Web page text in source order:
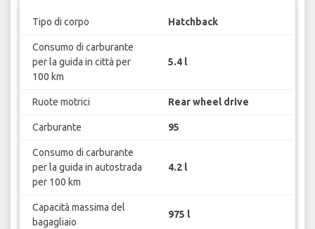
Tipo di corpo Hatchback
Consumo di carburante
per la guida in città per
100 km
5.4 l
Ruote motrici Rear wheel drive
Carburante 95
Consumo di carburante
per la guida in autostrada
per 100 km
4.2 l
Capacità massima del
bagagliaio
975 l